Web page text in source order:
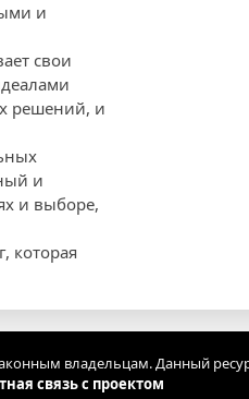
и
свои
решений, и
и
и выборе,
которая
владельцам. Данный
связь с проектом